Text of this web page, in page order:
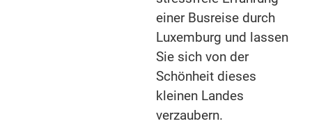
einer Busreise durch
Luxemburg und lassen
Sie sich von der
Schönheit dieses
kleinen Landes
verzaubern.